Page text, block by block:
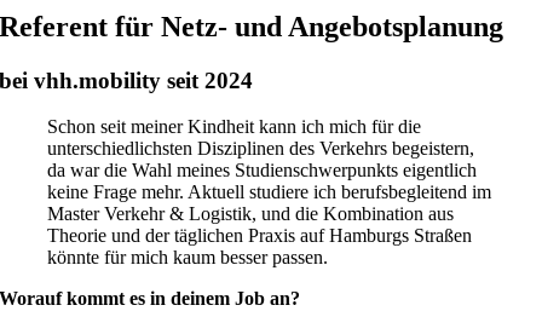
Referent für Netz- und Angebotsplanung
bei vhh.mobility seit 2024
Schon seit meiner Kindheit kann ich mich für die
unterschiedlichsten Disziplinen des Verkehrs begeistern,
da war die Wahl meines Studienschwerpunkts eigentlich
keine Frage mehr. Aktuell studiere ich berufsbegleitend im
Master Verkehr & Logistik, und die Kombination aus
Theorie und der täglichen Praxis auf Hamburgs Straßen
könnte für mich kaum besser passen.
Worauf kommt es in deinem Job an?